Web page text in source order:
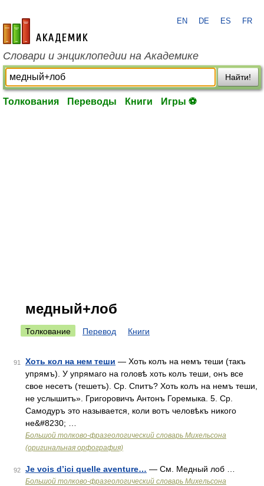
academic.ru
EN DE ES FR
Словари и энциклопедии на Академике
Найти!
Толкования Переводы Книги Игры ⚽
медный+лоб
Толкование Перевод Книги
91 Хоть кол на нем теши — Хоть колъ на немъ теши (такъ
упрямъ). У упрямаго на головѣ хоть колъ теши, онъ все
свое несетъ (тешетъ). Ср. Спитъ? Хоть колъ на немъ теши,
не услышитъ». Григоровичъ Антонъ Горемыка. 5. Ср.
Самодуръ это называется, коли вотъ человѣкъ никого
не&#8230; …
Большой толково-фразеологический словарь Михельсона
(оригинальная орфография)
92 Je vois d’ici quelle aventure… — См. Медный лоб …
Большой толково-фразеологический словарь Михельсона